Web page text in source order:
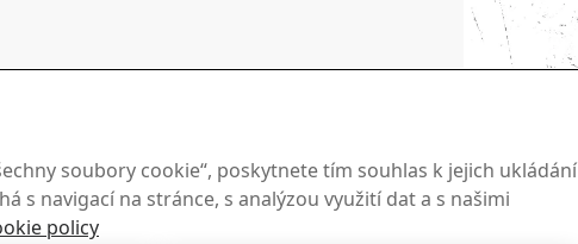
soubory cookie“, poskytnete tím souhlas k jejich ukládání
s navigací na stránce, s analýzou využití dat a s našimi
policy